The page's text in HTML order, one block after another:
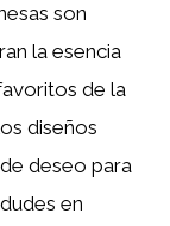
son
la esencia
de la
diseños
deseo para
en